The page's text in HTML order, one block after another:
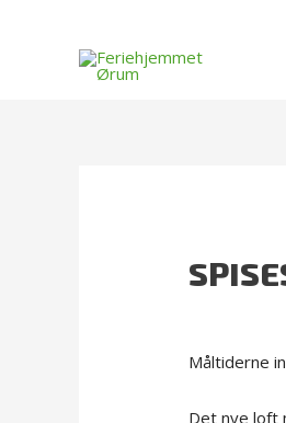
Måltiderne
Det nye loft